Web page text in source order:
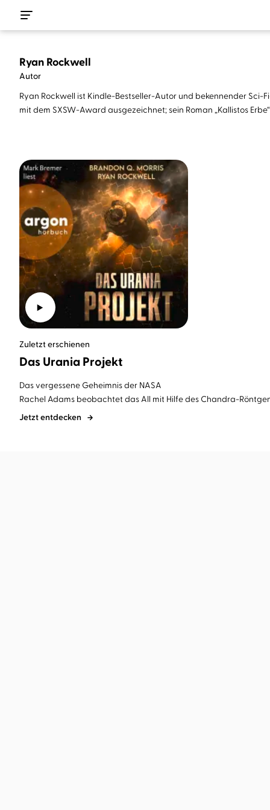
Ryan Rockwell
Autor
Ryan Rockwell ist Kindle-Bestseller-Autor und bekennender Sci-
mit dem SXSW-Award ausgezeichnet; sein Roman „Kallistos
Zuletzt erschienen
Das Urania Projekt
Das vergessene Geheimnis der NASA
Rachel Adams beobachtet das All mit Hilfe des Chandra-
Jetzt entdecken